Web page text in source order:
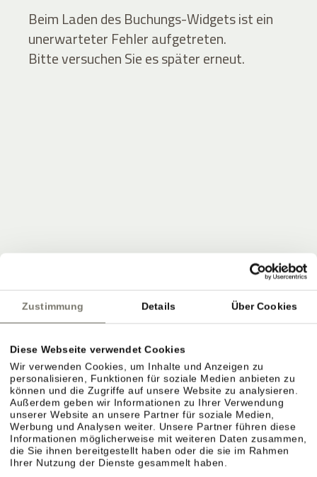
Zustimmung Details Über Cookies
Diese Webseite verwendet Cookies
Wir verwenden Cookies, um Inhalte und Anzeigen zu
personalisieren, Funktionen für soziale Medien anbieten zu
können und die Zugriffe auf unsere Website zu analysieren.
Außerdem geben wir Informationen zu Ihrer Verwendung
unserer Website an unsere Partner für soziale Medien,
Werbung und Analysen weiter. Unsere Partner führen diese
Informationen möglicherweise mit weiteren Daten zusammen,
die Sie ihnen bereitgestellt haben oder die sie im Rahmen
Ihrer Nutzung der Dienste gesammelt haben.
Beim Laden des Buchungs-Widgets ist ein
unerwarteter Fehler aufgetreten.
Bitte versuchen Sie es später erneut.
JOIN THE COMMUNITY
Seien Sie unter den Ersten, die Neuigkeiten vom
Stroblhof erfahren.
Exklusive Angebote und Aktuelles aus unserem
Weinhotel in Südtirol erwarten Sie.
Einfach ausfüllen und Newsletter abonnieren: